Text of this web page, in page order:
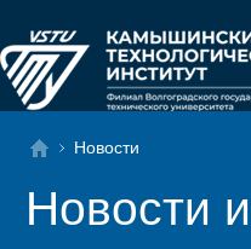
Новости
Новости